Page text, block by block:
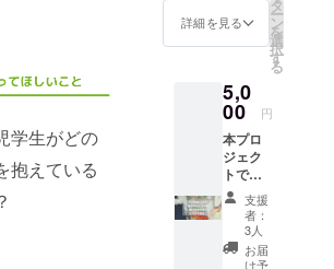
学生がどの
抱えている
たしま
す。
支援金
の入金
が2021
年2月頃
となり
ますた
め、リ
ターン
の発送
は2022
情報を
が育英
会に提
供のう
え、あ
しなが
育英会
より
「年間
活動報
告書」
がいが
ある家
庭の学
の奨学
金とし
て、全
額を一
般財団
法人あ
しなが
育英会
に寄付
し、大
切に使
詳細を見る
タ
ー
ン
を
選
択
す
る
5,0
00 円
本プロ
ジェク
トでい
ただき
ました
ご支援
は、病
気や災
支援
者：
3人
お届
け予